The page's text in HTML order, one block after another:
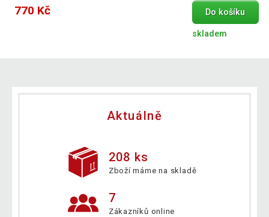
770 Kč Do košíku
skladem
Aktuálně
208 ks
Zboží máme na skladě
7
Zákazníků online